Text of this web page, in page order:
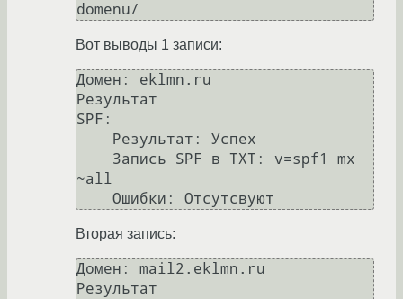
domenu/
Вот выводы 1 записи:
Домен: eklmn.ru
Результат
SPF:
~all
Вторая запись:
Домен: mail2.eklmn.ru
Результат